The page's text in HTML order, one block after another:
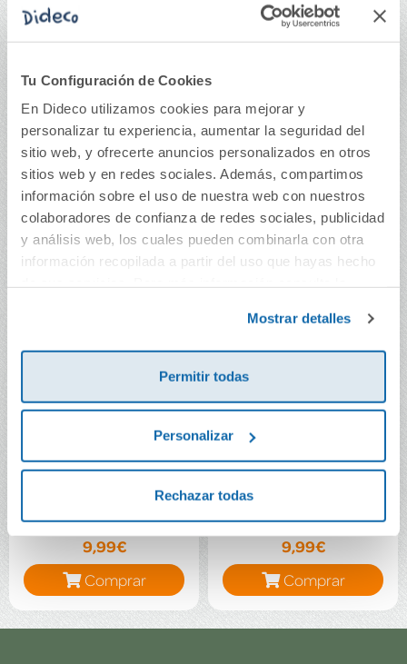
Tu Configuración de Cookies
En Dideco utilizamos cookies para mejorar y
personalizar tu experiencia, aumentar la seguridad del
sitio web, y ofrecerte anuncios personalizados en otros
sitios web y en redes sociales. Además, compartimos
información sobre el uso de nuestra web con nuestros
colaboradores de confianza de redes sociales, publicidad
y análisis web, los cuales pueden combinarla con otra
información recopilada a partir del uso que hayas hecho
Mostrar detalles
Permitir todas
Personalizar
Rechazar todas
Pinta con milo
5,90€
Comprar
laguna
9,99€
Comprar
Libros de agua: El mar
9,99€
Comprar
El mar
9,99€
Comprar